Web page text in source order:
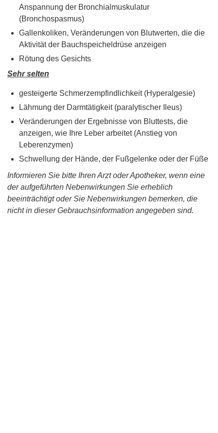
Anspannung der Bronchialmuskulatur
(Bronchospasmus)
Gallenkoliken, Veränderungen von Blutwerten, die die
Aktivität der Bauchspeicheldrüse anzeigen
Rötung des Gesichts
Sehr selten
gesteigerte Schmerzempfindlichkeit (Hyperalgesie)
Lähmung der Darmtätigkeit (paralytischer Ileus)
Veränderungen der Ergebnisse von Bluttests, die
anzeigen, wie Ihre Leber arbeitet (Anstieg von
Leberenzymen)
Schwellung der Hände, der Fußgelenke oder der Füße
Informieren Sie bitte Ihren Arzt oder Apotheker, wenn eine
der aufgeführten Nebenwirkungen Sie erheblich
beeinträchtigt oder Sie Nebenwirkungen bemerken, die
nicht in dieser Gebrauchsinformation angegeben sind.